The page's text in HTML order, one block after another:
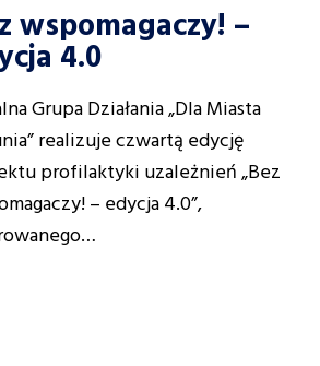
wspomagaczy! –
4.0
Grupa Działania „Dla Miasta
realizuje czwartą edycję
profilaktyki uzależnień „Bez
– edycja 4.0”,